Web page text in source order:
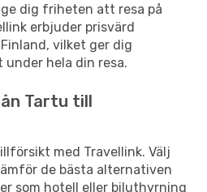
dig friheten att resa på
erbjuder prisvärd
vilket ger dig
hela din resa.
Tartu till
med Travellink. Välj
de bästa alternativen
som hotell eller biluthyrning